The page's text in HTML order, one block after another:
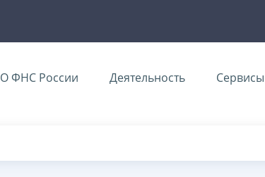
О ФНС России Деятельность Сервисы